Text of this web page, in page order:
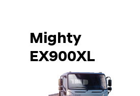
Mighty
EX900XL